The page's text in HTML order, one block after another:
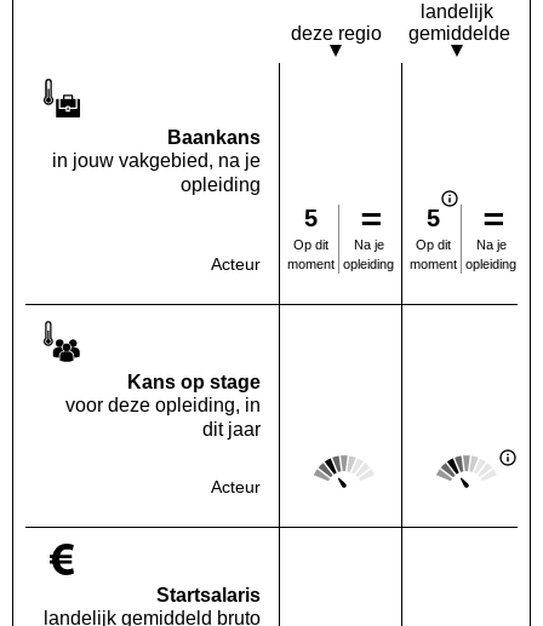
deze regio
landelijk
gemiddelde
Baankans
in jouw vakgebied, na je
opleiding
Acteur
5
Op dit
moment
Na je
opleiding
5
Op dit
moment
Na je
opleiding
Kans op stage
voor deze opleiding, in
dit jaar
Acteur Deze regio:
Score: 2 van 5
Landelijk
Score: 2 van
Startsalaris
landelijk gemiddeld bruto